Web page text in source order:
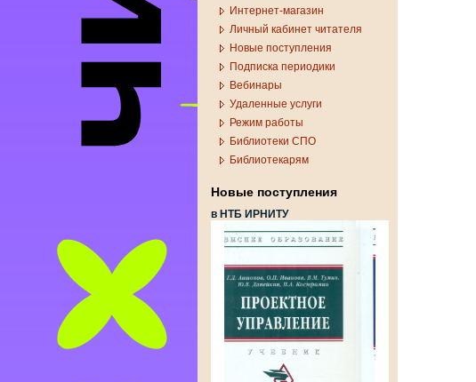
Интернет-магазин
Личный кабинет читателя
Новые поступления
Подписка периодики
Вебинары
Удаленные услуги
Режим работы
Библиотеки СПО
Библиотекарям
Новые поступления
в НТБ ИРНИТУ